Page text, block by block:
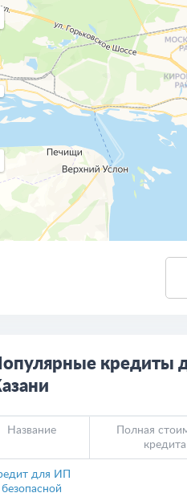
кредиты
Название
Полная
кредита
для ИП
безопасной